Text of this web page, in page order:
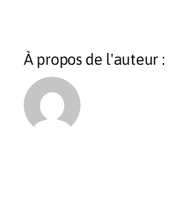
À propos de l'auteur :